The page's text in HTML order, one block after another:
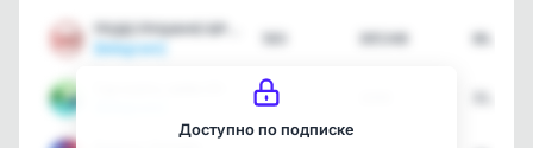
[telegram]
1
Доступно по подписке